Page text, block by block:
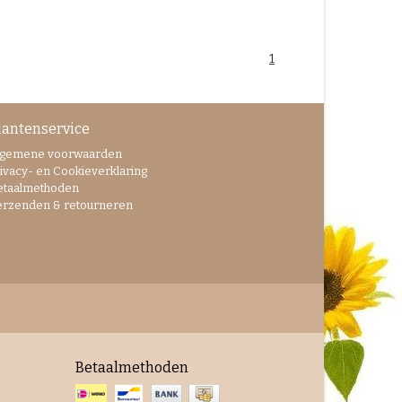
1
voorwaarden
en Cookieverklaring
& retourneren
Betaalmethoden